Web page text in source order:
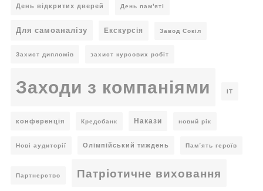
День відкритих дверей День пам'яті
Для самоаналізу Екскурсія Завод Сокіл
Захист дипломів захист курсових робіт
Заходи з компаніями ІТ
конференція Кредобанк Накази новий рік
Нові аудиторії Олімпійський тиждень Пам’ять героїв
Партнерство Патріотичне виховання